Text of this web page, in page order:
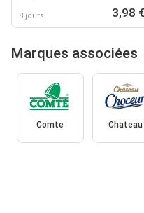
8 jours 3,98 €
Marques associées
Comte Chateau